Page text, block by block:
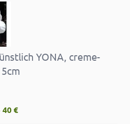
YONA, creme-
€